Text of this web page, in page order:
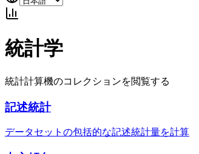
統計学
統計計算機のコレクションを閲覧する
記述統計
データセットの包括的な記述統計量を計算